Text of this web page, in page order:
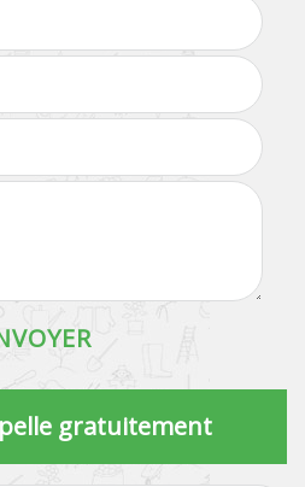
gratuitement